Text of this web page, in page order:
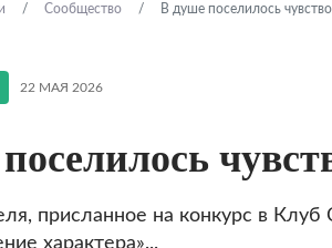
Сообщество В душе поселилось
22 МАЯ 2026
присланное на конкурс в
характера»...